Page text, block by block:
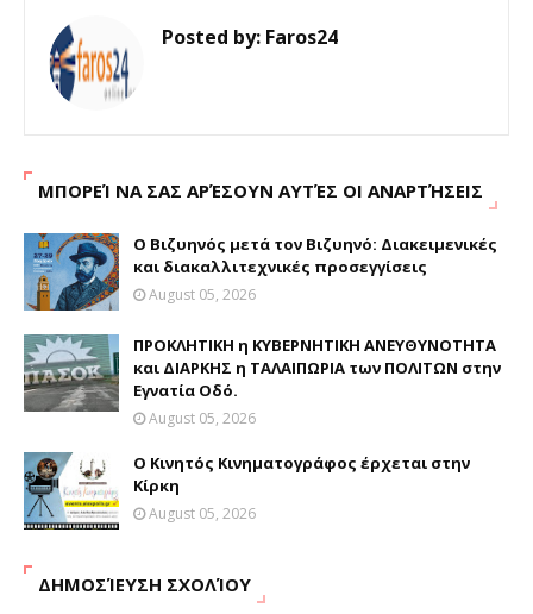
Posted by: Faros24
ΜΠΟΡΕΊ ΝΑ ΣΑΣ ΑΡΈΣΟΥΝ ΑΥΤΈΣ ΟΙ ΑΝΑΡΤΉΣΕΙΣ
Ο Βιζυηνός μετά τον Βιζυηνό: Διακειμενικές
και διακαλλιτεχνικές προσεγγίσεις
August 05, 2026
ΠΡΟΚΛΗΤΙΚΗ η ΚΥΒΕΡΝΗΤΙΚΗ ΑΝΕΥΘΥΝΟΤΗΤΑ
και ΔΙΑΡΚΗΣ η ΤΑΛΑΙΠΩΡΙΑ των ΠΟΛΙΤΩΝ στην
Εγνατία Οδό.
August 05, 2026
Ο Κινητός Κινηματογράφος έρχεται στην
Κίρκη
August 05, 2026
ΔΗΜΟΣΊΕΥΣΗ ΣΧΟΛΊΟΥ